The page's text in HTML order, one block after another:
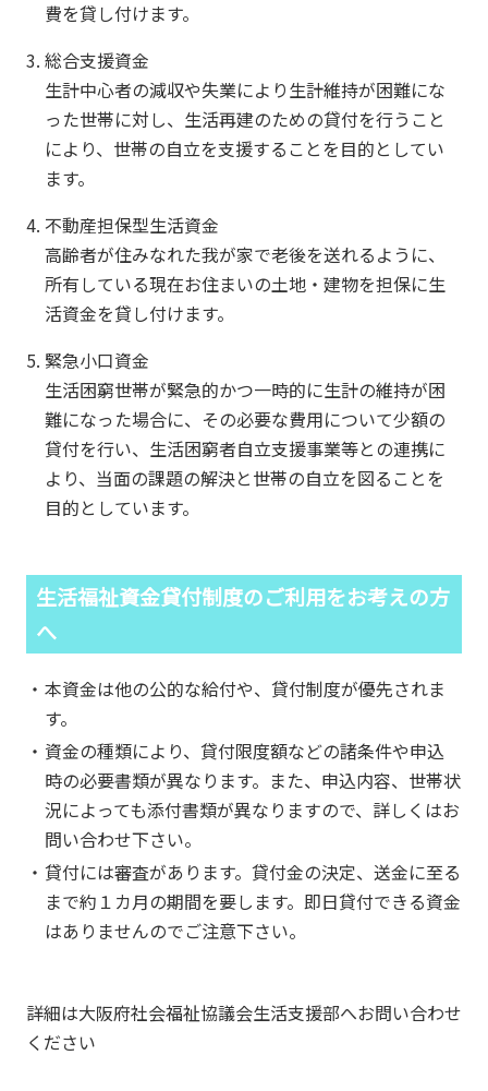
費を貸し付けます。
総合支援資金
生計中心者の減収や失業により生計維持が困難にな
った世帯に対し、生活再建のための貸付を行うこと
により、世帯の自立を支援することを目的としてい
ます。
不動産担保型生活資金
高齢者が住みなれた我が家で老後を送れるように、
所有している現在お住まいの土地・建物を担保に生
活資金を貸し付けます。
緊急小口資金
生活困窮世帯が緊急的かつ一時的に生計の維持が困
難になった場合に、その必要な費用について少額の
貸付を行い、生活困窮者自立支援事業等との連携に
より、当面の課題の解決と世帯の自立を図ることを
目的としています。
生活福祉資金貸付制度のご利用をお考えの方
へ
本資金は他の公的な給付や、貸付制度が優先されま
す。
資金の種類により、貸付限度額などの諸条件や申込
時の必要書類が異なります。また、申込内容、世帯状
況によっても添付書類が異なりますので、詳しくはお
問い合わせ下さい。
貸付には審査があります。貸付金の決定、送金に至る
まで約１カ月の期間を要します。即日貸付できる資金
はありませんのでご注意下さい。
詳細は大阪府社会福祉協議会生活支援部へお問い合わせ
ください